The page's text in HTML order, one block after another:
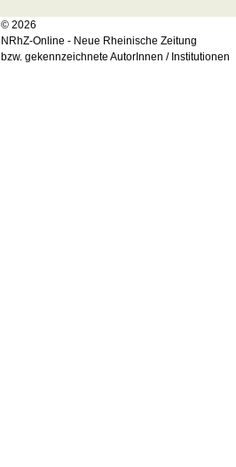
© 2026
NRhZ-Online - Neue Rheinische Zeitung
bzw. gekennzeichnete AutorInnen / Institutionen